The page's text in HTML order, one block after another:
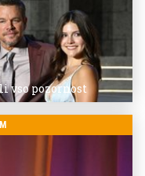
vso pozornost